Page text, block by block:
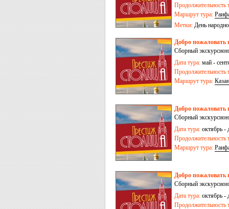
Продолжительность
Маршрут тура:
Метки: День
Добро пожаловать
Сборный
Дата тура: май -
Продолжительность
Маршрут тура:
Добро пожаловать
Сборный
Дата тура: октябрь -
Продолжительность
Маршрут тура:
Добро пожаловать
Сборный
Дата тура: октябрь -
Продолжительность